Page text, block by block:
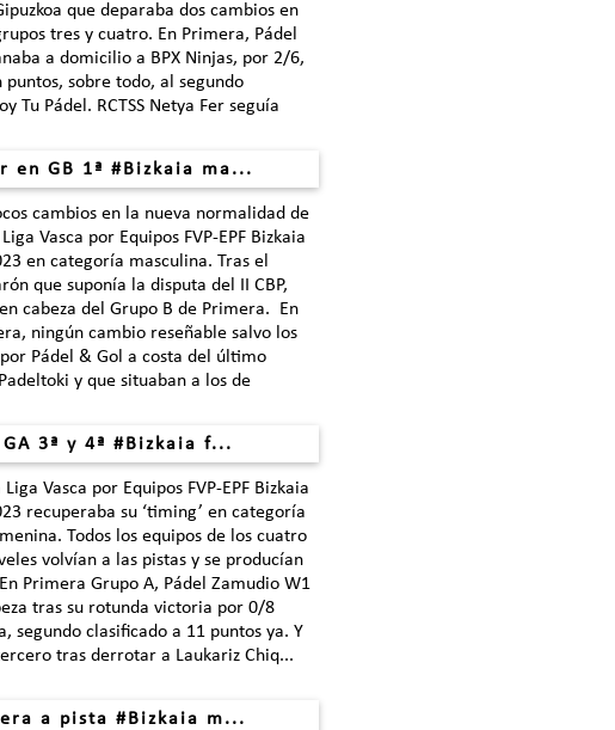
que deparaba dos cambios en
tres y cuatro. En Primera, Pádel
a domicilio a BPX Ninjas, por 2/6,
sobre todo, al segundo
Tu Pádel. RCTSS Netya Fer seguía
en GB 1ª #Bizkaia ma...
cambios en la nueva normalidad de
Liga Vasca por Equipos FVP-EPF Bizkaia
en categoría masculina. Tras el
que suponía la disputa del II CBP,
cabeza del Grupo B de Primera. En
ningún cambio reseñable salvo los
Pádel & Gol a costa del último
y que situaban a los de
3ª y 4ª #Bizkaia f...
Liga Vasca por Equipos FVP-EPF Bizkaia
recuperaba su ‘timing’ en categoría
Todos los equipos de los cuatro
volvían a las pistas y se producían
Primera Grupo A, Pádel Zamudio W1
tras su rotunda victoria por 0/8
segundo clasificado a 11 puntos ya. Y
tras derrotar a Laukariz Chiq...
a pista #Bizkaia m...